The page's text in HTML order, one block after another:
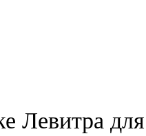
Левитра